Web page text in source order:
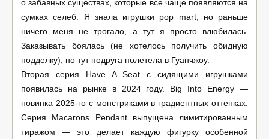
о забавных существах, которые все чаще появляются на
сумках селеб. Я знала игрушки pop mart, но раньше
ничего меня не трогало, а тут я просто влюбилась.
Заказывать боялась (не хотелось получить обидную
подделку), но тут подруга полетела в Гуанчжоу.
Вторая серия Have A Seat с сидящими игрушками
появилась на рынке в 2024 году. Big Into Energy —
новинка 2025-го с монстриками в градиентных оттенках.
Серия Macarons Pendant выпущена лимитированным
тиражом — это делает каждую фигурку особенной